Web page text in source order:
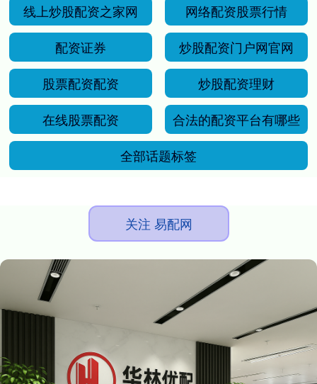
线上炒股配资之家网
网络配资股票行情
配资证券
炒股配资门户网官网
股票配资配资
炒股配资理财
在线股票配资
合法的配资平台有哪些
全部话题标签
关注 易配网